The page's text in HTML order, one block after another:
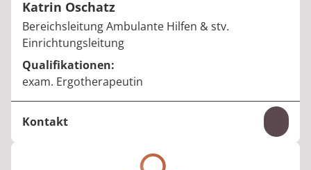
Katrin Oschatz
Berufstitel:
Bereichsleitung Ambulante Hilfen & stv.
Einrichtungsleitung
Qualifikationen:
exam. Ergotherapeutin
Kontakt